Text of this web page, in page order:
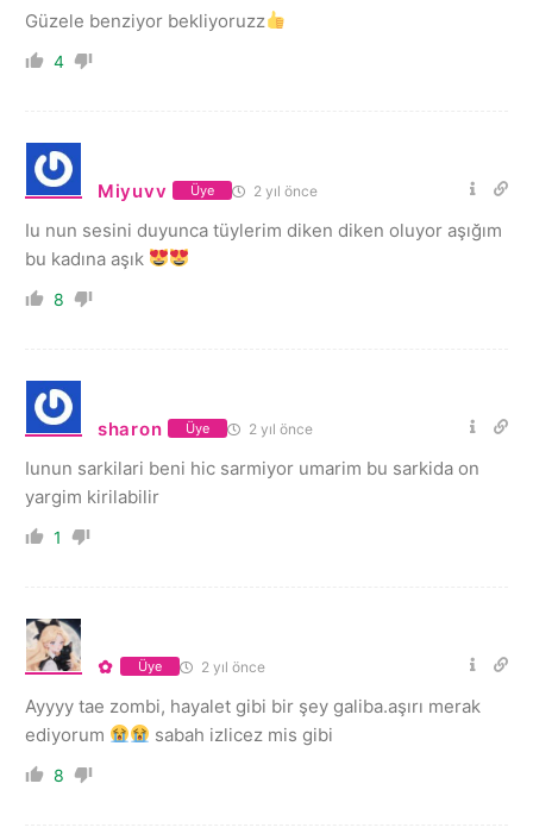
Güzele benziyor bekliyoruzz
4
Miyuvv Üye 2 yıl önce
Iu nun sesini duyunca tüylerim diken diken oluyor aşığım
bu kadına aşık
8
sharon Üye 2 yıl önce
Iunun sarkilari beni hic sarmiyor umarim bu sarkida on
yargim kirilabilir
1
✿ Üye 2 yıl önce
Ayyyy tae zombi, hayalet gibi bir şey galiba.aşırı merak
ediyorum
sabah izlicez mis gibi
8